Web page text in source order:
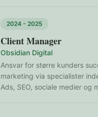
2024 - 2025
Client Manager
Obsidian Digital
Ansvar for større kunders
marketing via specialister
Ads, SEO, sociale medier og